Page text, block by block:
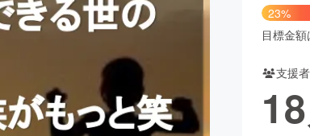
雑誌出版
ビューティー・ヘルス
23%
目標金
支援
18